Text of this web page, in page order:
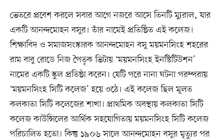
ভেতরে প্রবেশ করলে সবার আগে নজরে আসে তিনটি ম্যুরাল, যার
একটি আনন্দমোহন বসুর। তাঁর নামেই প্রতিষ্ঠিত এই কলেজ।
শিক্ষাবিদ ও সমাজসংস্কারক আনন্দমোহন বসু ময়মনসিংহ শহরের
রাম বাবু রোডে নিজ পৈতৃক ভিটায় ‘ময়মনসিংহ ইনস্টিটিউশন’
নামের একটি স্কুল প্রতিষ্ঠা করেন। যেটি পরে নানা ঘটনা পরম্পরায়
‘ময়মনসিংহ সিটি কলেজ’ হয়ে ওঠে। এই কলেজ ছিল মূলত
কলকাতা সিটি কলেজের শাখা। প্রাথমিক অবস্থায় কলকাতা সিটি
কলেজ কাউন্সিলের আর্থিক সহযোগিতায় ময়মনসিংহ সিটি কলেজ
পরিচালিত হতো। কিন্তু ১৯০৬ সালে আনন্দমোহন বসুর মৃত্যুর পর